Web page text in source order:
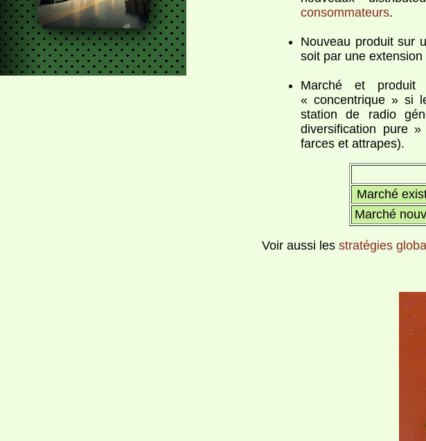
consommateurs.
Nouveau produit sur
soit par une
Marché et
« concentrique » si
station de radio
diversification pure
farces et attrapes).
Marché
Marché
Voir aussi les stratégies